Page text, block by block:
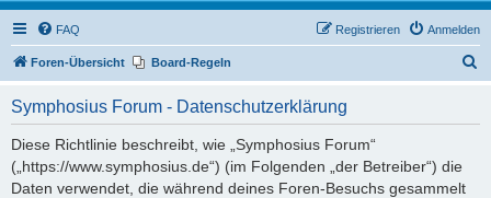
FAQ Anmelden
Registrieren
Foren-Übersicht Board-Regeln
Symphosius Forum - Datenschutzerklärung
Diese Richtlinie beschreibt, wie „Symphosius Forum“
(„https://www.symphosius.de“) (im Folgenden „der Betreiber“) die
Daten verwendet, die während deines Foren-Besuchs gesammelt